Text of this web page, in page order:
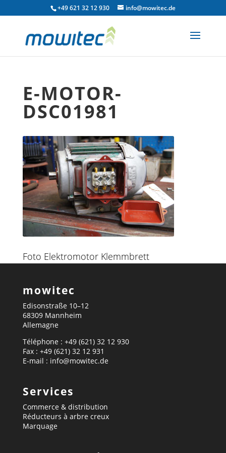
+49 621 32 12 930 info@mowitec.de
E-MOTOR-
DSC01981
Foto Elektromotor Klemmbrett
mowitec
Edisonstraße 10–12
68309 Mannheim
Allemagne
Téléphone : +49 (621) 32 12 930
Fax : +49 (621) 32 12 931
E-mail : info@mowitec.de
Services
Commerce & distribution
Réducteurs à arbre creux
Marquage